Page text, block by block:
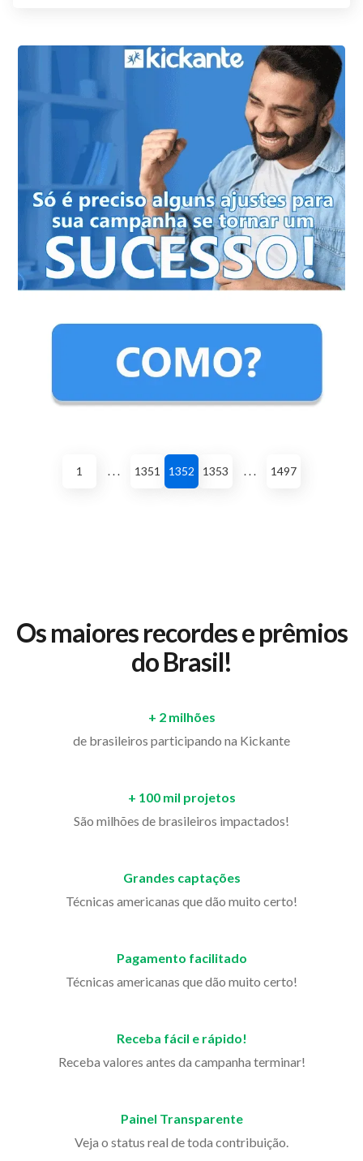
1 . . . 1351 1352 1353 . . . 1497
Os maiores recordes e prêmios
do Brasil!
+ 2 milhões
de brasileiros participando na Kickante
+ 100 mil projetos
São milhões de brasileiros impactados!
Grandes captações
Técnicas americanas que dão muito certo!
Pagamento facilitado
Técnicas americanas que dão muito certo!
Receba fácil e rápido!
Receba valores antes da campanha terminar!
Painel Transparente
Veja o status real de toda contribuição.